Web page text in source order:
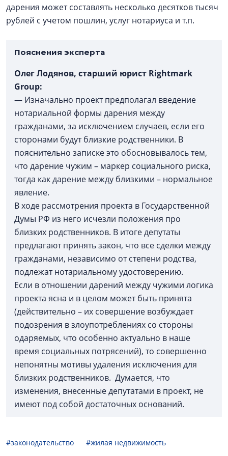
дарения может составлять несколько десятков тысяч
рублей с учетом пошлин, услуг нотариуса и т.п.
Пояснения эксперта
Олег Лодянов, старший юрист Rightmark
Group:
— Изначально проект предполагал введение
нотариальной формы дарения между
гражданами, за исключением случаев, если его
сторонами будут близкие родственники. В
пояснительно записке это обосновывалось тем,
что дарение чужим – маркер социального риска,
тогда как дарение между близкими – нормальное
явление.
В ходе рассмотрения проекта в Государственной
Думы РФ из него исчезли положения про
близких родственников. В итоге депутаты
предлагают принять закон, что все сделки между
гражданами, независимо от степени родства,
подлежат нотариальному удостоверению.
Если в отношении дарений между чужими логика
проекта ясна и в целом может быть принята
(действительно – их совершение возбуждает
подозрения в злоупотреблениях со стороны
одаряемых, что особенно актуально в наше
время социальных потрясений), то совершенно
непонятны мотивы удаления исключения для
близких родственников. Думается, что
изменения, внесенные депутатами в проект, не
имеют под собой достаточных оснований.
#законодательство #жилая недвижимость